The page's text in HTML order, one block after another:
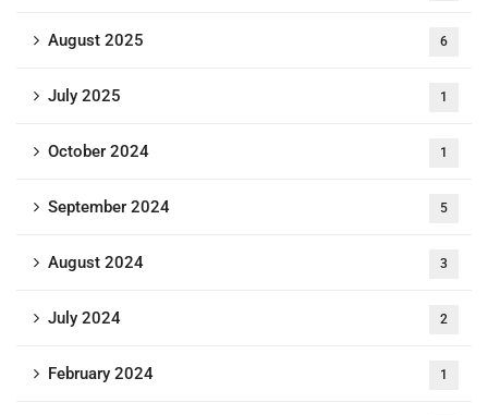
August 2025 6
July 2025 1
October 2024 1
September 2024 5
August 2024 3
July 2024 2
February 2024 1